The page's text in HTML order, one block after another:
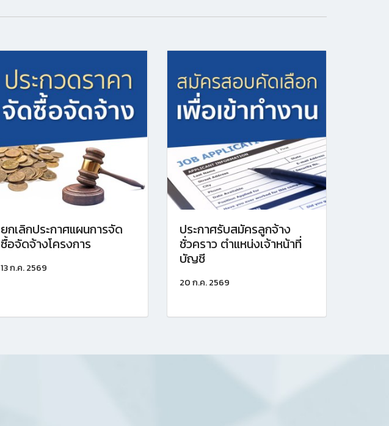
ยกเลิกประกาศแผนการจัด
ซื้อจัดจ้างโครงการ
13 ก.ค. 2569
ประกาศรับสมัครลูกจ้าง
ชั่วคราว ตำแหน่งเจ้าหน้าที่
บัญชี
20 ก.ค. 2569